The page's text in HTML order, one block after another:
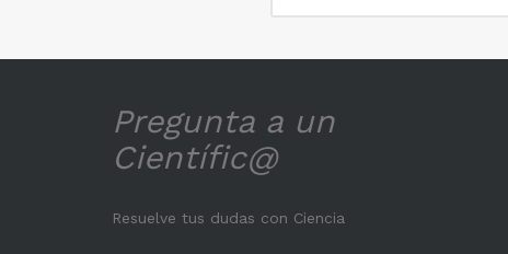
Pregunta a un
Científic@
Resuelve tus dudas con Ciencia